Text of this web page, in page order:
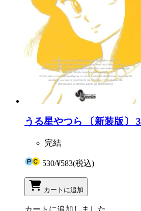
うる星やつら 〔新装版〕 3
完結
530/¥583(税込)
カートに追加
カートに追加しました